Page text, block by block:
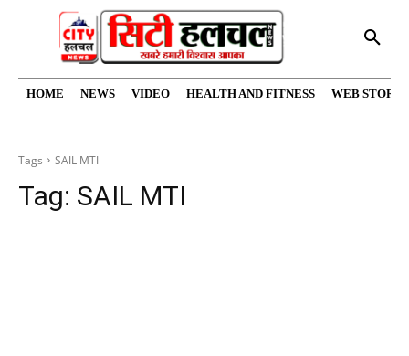
HOME NEWS VIDEO HEALTH AND FITNESS WEB
Tags SAIL MTI
Tag: SAIL MTI